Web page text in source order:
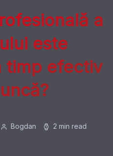
a
este
timp efectiv
Bogdan 2 min read